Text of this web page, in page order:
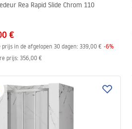
Rea Rapid Slide Chrom 110
€
prijs in de afgelopen 30 dagen: 339,00 € -6%
prijs: 356,00 €